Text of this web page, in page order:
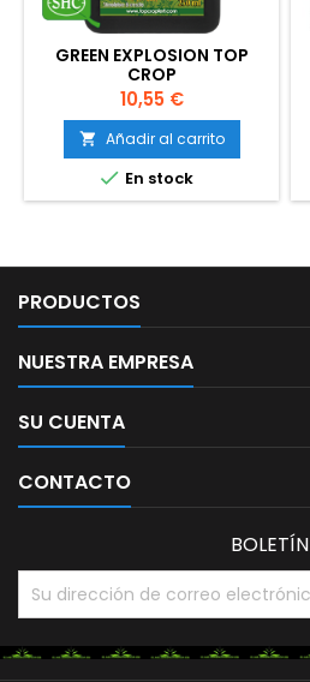
GREEN EXPLOSION TOP
CROP
Precio
10,55 €
 Añadir al carrito
 En stock
PRODUCTOS
NUESTRA EMPRESA
SU CUENTA
CONTACTO
BOLETÍN